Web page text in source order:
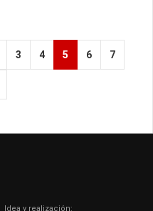
3 4 5 6 7
Idea y realización: